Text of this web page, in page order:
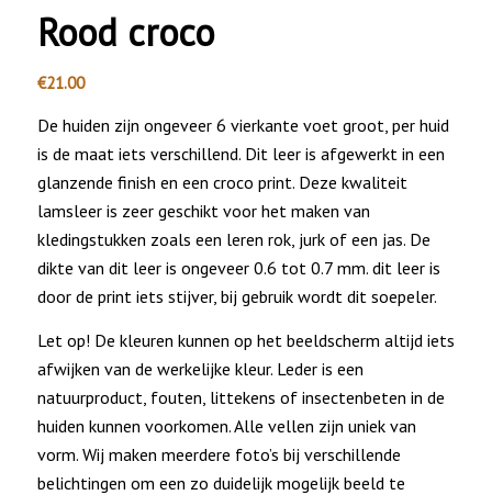
Rood croco
€21.00
De huiden zijn ongeveer 6 vierkante voet groot, per huid
is de maat iets verschillend. Dit leer is afgewerkt in een
glanzende finish en een croco print. Deze kwaliteit
lamsleer is zeer geschikt voor het maken van
kledingstukken zoals een leren rok, jurk of een jas. De
dikte van dit leer is ongeveer 0.6 tot 0.7 mm. dit leer is
door de print iets stijver, bij gebruik wordt dit soepeler.
Let op! De kleuren kunnen op het beeldscherm altijd iets
afwijken van de werkelijke kleur. Leder is een
natuurproduct, fouten, littekens of insectenbeten in de
huiden kunnen voorkomen. Alle vellen zijn uniek van
vorm. Wij maken meerdere foto’s bij verschillende
belichtingen om een zo duidelijk mogelijk beeld te